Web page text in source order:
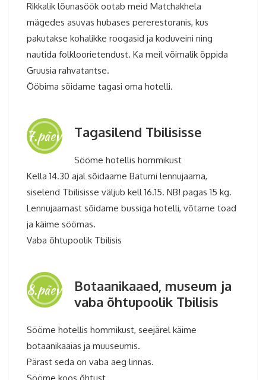
Rikkalik lõunasöök ootab meid Matchakhela
mägedes asuvas hubases pererestoranis, kus
pakutakse kohalikke roogasid ja koduveini ning
nautida folkloorietendust. Ka meil võimalik õppida
Gruusia rahvatantse.
Ööbima sõidame tagasi oma hotelli.
7.päev Tagasilend Tbilisisse
Sööme hotellis hommikust
Kella 14.30 ajal sõidaame Batumi lennujaama,
siselend Tbilisisse väljub kell 16.15. NB! pagas 15 kg.
Lennujaamast sõidame bussiga hotelli, võtame toad
ja käime söömas.
Vaba õhtupoolik Tbilisis
8.päev
Botaanikaaed, museum ja
vaba õhtupoolik Tbilisis
Sööme hotellis hommikust, seejärel käime
botaanikaaias ja muuseumis.
Pärast seda on vaba aeg linnas.